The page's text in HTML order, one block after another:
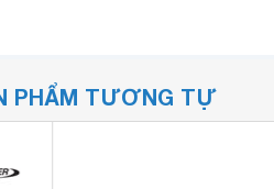
PHẨM TƯƠNG TỰ